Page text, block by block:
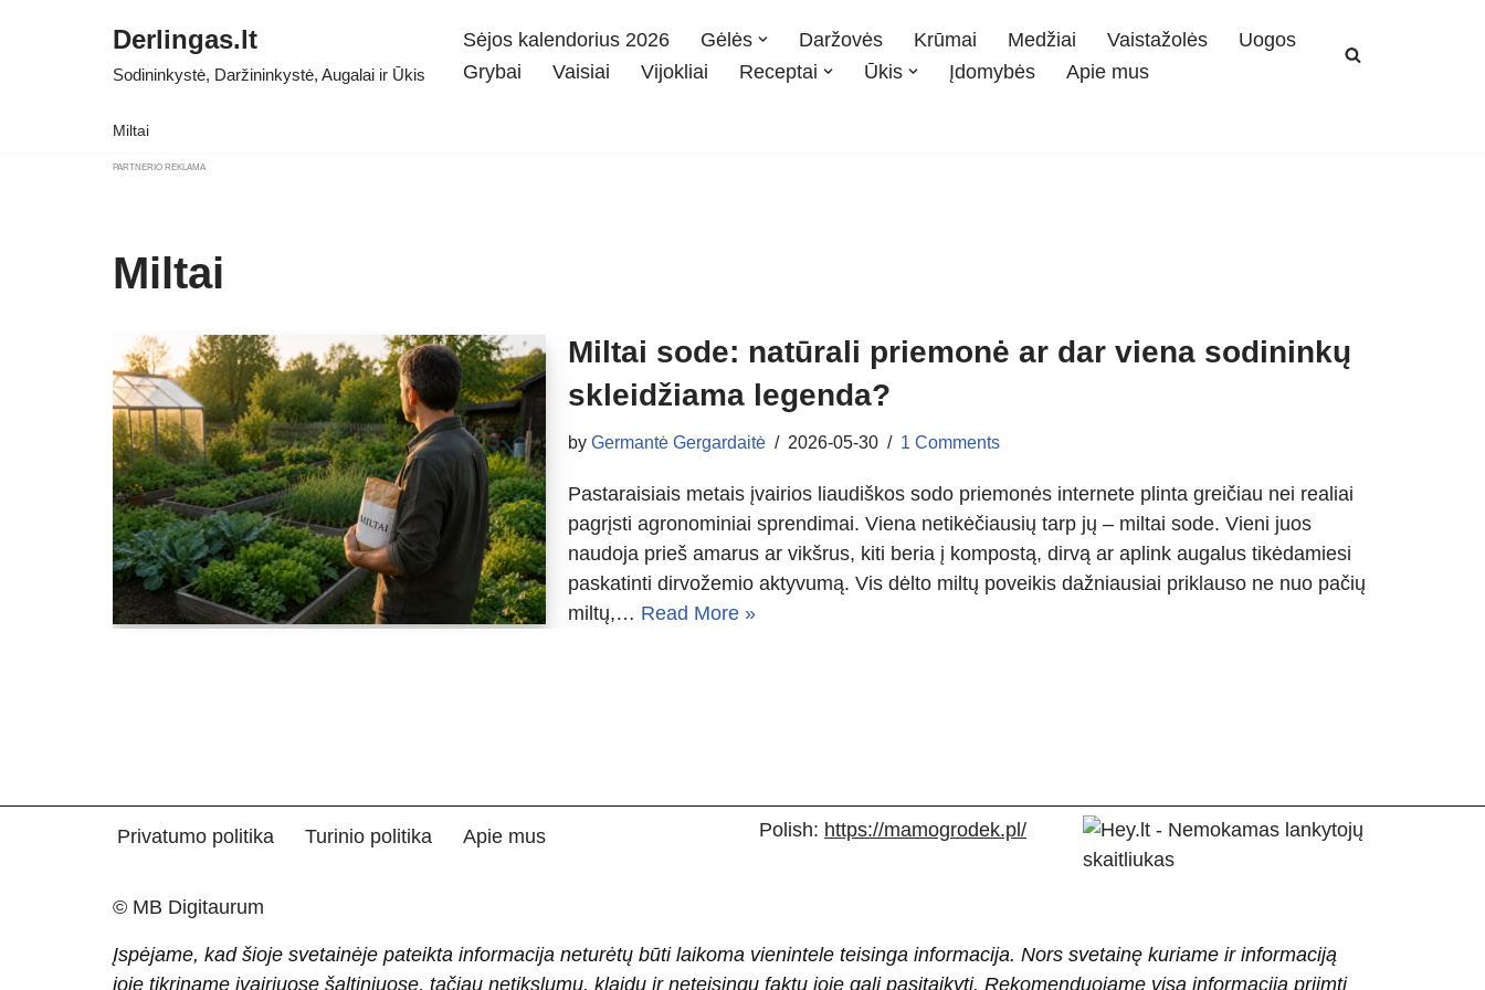
Derlingas.lt
Sodininkystė, Daržininkystė, Augalai ir Ūkis
Sėjos kalendorius 2026 Gėlės Daržovės Krūmai Medžiai Vaistažolės
Uogos
Grybai
Vaisiai Vijokliai Receptai Ūkis Įdomybės Apie mus
Miltai
PARTNERIO REKLAMA
Miltai
Miltai sode: natūrali priemonė ar dar viena sodininkų
skleidžiama legenda?
by Germantė Gergardaitė 2026-05-30 1 Comments
Pastaraisiais metais įvairios liaudiškos sodo priemonės internete plinta greičiau nei realiai
pagrįsti agronominiai sprendimai. Viena netikėčiausių tarp jų – miltai sode. Vieni juos
naudoja prieš amarus ar vikšrus, kiti beria į kompostą, dirvą ar aplink augalus tikėdamiesi
paskatinti dirvožemio aktyvumą. Vis dėlto miltų poveikis dažniausiai priklauso ne nuo pačių
miltų,… Read More »
Privatumo politika Turinio politika Apie mus Polish: https://mamogrodek.pl/
© MB Digitaurum
Įspėjame, kad šioje svetainėje pateikta informacija neturėtų būti laikoma vienintele teisinga informacija. Nors svetainę kuriame ir informaciją
joje tikriname įvairiuose šaltiniuose, tačiau netikslumų, klaidų ir neteisingų faktų joje gali pasitaikyti. Rekomenduojame visą informaciją priimti